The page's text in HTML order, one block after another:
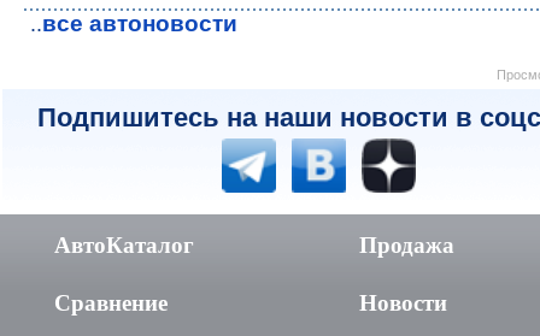
..все автоновости
Подпишитесь на наши новости в
АвтоКаталог
Сравнение
Продажа
Новости